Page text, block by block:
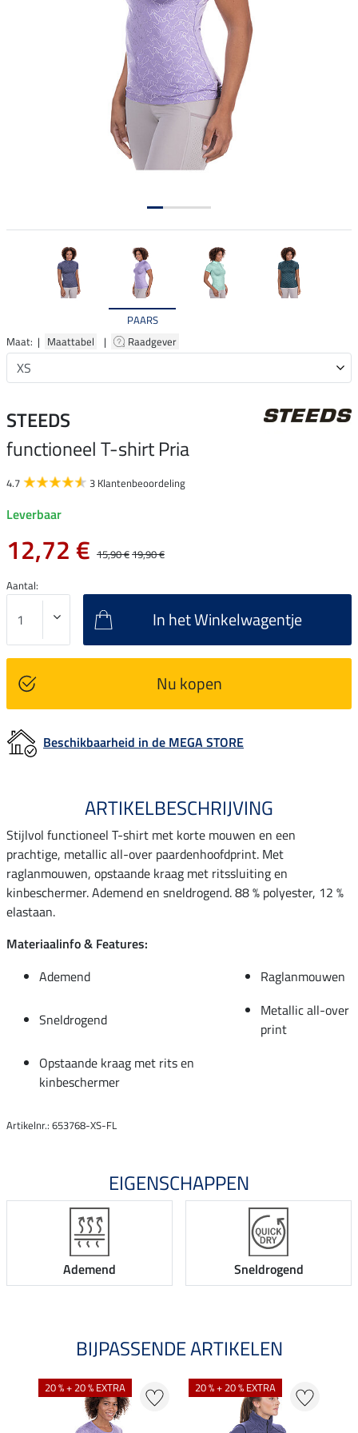
PAARS
Maat: | Maattabel | Raadgever
STEEDS
functioneel T-shirt Pria
4.7 3 Klantenbeoordeling
Leverbaar
12,72 € 15,90 €19,90 €
Aantal:
In het Winkelwagentje
Nu kopen
Beschikbaarheid in de MEGA STORE
ARTIKELBESCHRIJVING
Stijlvol functioneel T-shirt met korte mouwen en een
prachtige, metallic all-over paardenhoofdprint. Met
raglanmouwen, opstaande kraag met ritssluiting en
kinbeschermer. Ademend en sneldrogend. 88 % polyester, 12 %
elastaan.
Materiaalinfo & Features:
Ademend
Raglanmouwen
Sneldrogend
Metallic all-over
print
Opstaande kraag met rits en
kinbeschermer
Artikelnr.: 653768-XS-FL
EIGENSCHAPPEN
Ademend Sneldrogend
BIJPASSENDE ARTIKELEN
20 % + 20 % EXTRA 20 % + 20 % EXTRA